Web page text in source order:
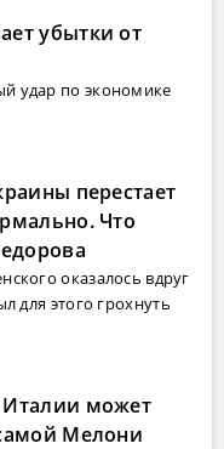
убытки от
удар по экономике
перестает
Что
оказалось вдруг
для этого грохнуть
может
Мелони